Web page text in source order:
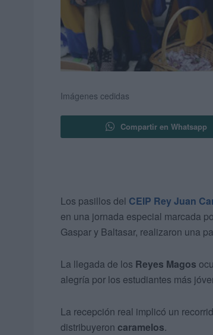
Imágenes cedidas
Compartir en Whatsapp
Los pasillos del CEIP Rey Juan
en una jornada especial marcada
Gaspar y Baltasar, realizaron una
La llegada de los Reyes Magos
alegría por los estudiantes más
La recepción real implicó un
distribuyeron caramelos.